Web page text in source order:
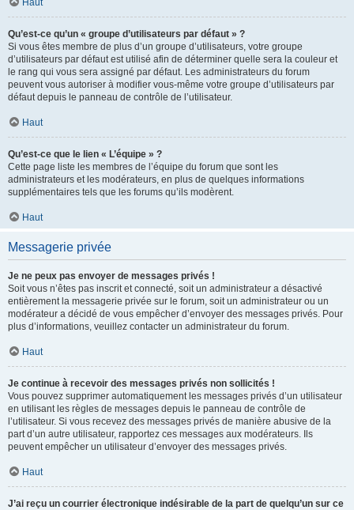
Haut
Qu’est-ce qu’un « groupe d’utilisateurs par défaut » ?
Si vous êtes membre de plus d’un groupe d’utilisateurs, votre groupe
d’utilisateurs par défaut est utilisé afin de déterminer quelle sera la couleur et
le rang qui vous sera assigné par défaut. Les administrateurs du forum
peuvent vous autoriser à modifier vous-même votre groupe d’utilisateurs par
défaut depuis le panneau de contrôle de l’utilisateur.
Haut
Qu’est-ce que le lien « L’équipe » ?
Cette page liste les membres de l’équipe du forum que sont les
administrateurs et les modérateurs, en plus de quelques informations
supplémentaires tels que les forums qu’ils modèrent.
Haut
Messagerie privée
Je ne peux pas envoyer de messages privés !
Soit vous n’êtes pas inscrit et connecté, soit un administrateur a désactivé
entièrement la messagerie privée sur le forum, soit un administrateur ou un
modérateur a décidé de vous empêcher d’envoyer des messages privés. Pour
plus d’informations, veuillez contacter un administrateur du forum.
Haut
Je continue à recevoir des messages privés non sollicités !
Vous pouvez supprimer automatiquement les messages privés d’un utilisateur
en utilisant les règles de messages depuis le panneau de contrôle de
l’utilisateur. Si vous recevez des messages privés de manière abusive de la
part d’un autre utilisateur, rapportez ces messages aux modérateurs. Ils
peuvent empêcher un utilisateur d’envoyer des messages privés.
Haut
J’ai reçu un courrier électronique indésirable de la part de quelqu’un sur ce